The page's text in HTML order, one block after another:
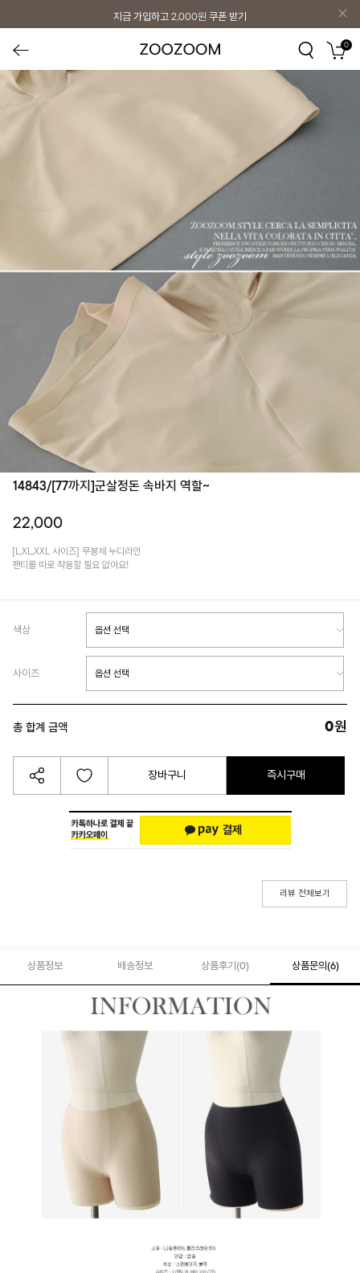
지금 가입하고 2,000원 쿠폰 받기
0
14843/[77까지]군살정돈 속바지 역할~
22,000
[L,XL,XXL 사이즈] 무봉제 누디라인
팬티를 따로 착용할 필요 없어요!
색상
사이즈
총 합계 금액 0원
장바구니 즉시구매
리뷰 전체보기
상품정보 배송정보 상품후기(0) 상품문의 (6)